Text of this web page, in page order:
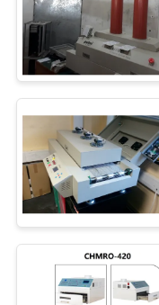
আমাদের
সাথে
যোগাযোগ
করুন
খবর
SHOPPING
স্টেনসিল
এসএমটি